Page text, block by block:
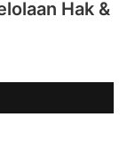
Hak &